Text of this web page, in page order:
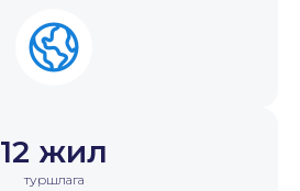
12 жил
туршлага